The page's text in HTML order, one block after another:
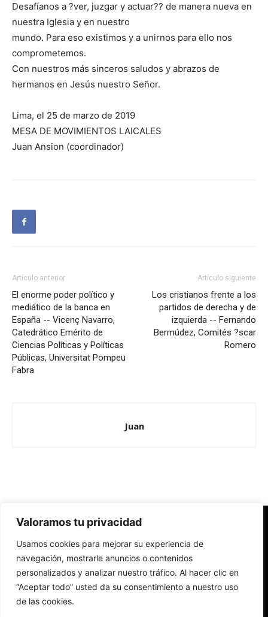
Valoramos tu privacidad
Usamos cookies para mejorar su experiencia de
navegación, mostrarle anuncios o contenidos
personalizados y analizar nuestro tráfico. Al hacer clic en
“Aceptar todo” usted da su consentimiento a nuestro uso
de las cookies.
Desafíanos a ?ver, juzgar y actuar?? de manera nueva en
nuestra Iglesia y en nuestro
mundo. Para eso existimos y a unirnos para ello nos
comprometemos.
Con nuestros más sinceros saludos y abrazos de
hermanos en Jesús nuestro Señor.
Lima, el 25 de marzo de 2019
MESA DE MOVIMIENTOS LAICALES
Juan Ansion (coordinador)
Artículo anterior
El enorme poder político y
mediático de la banca en
España -- Vicenç Navarro,
Catedrático Emérito de
Ciencias Políticas y Políticas
Públicas, Universitat Pompeu
Fabra
Artículo siguiente
Los cristianos frente a los
partidos de derecha y de
izquierda -- Fernando
Bermúdez, Comités ?scar
Romero
Juan
Redes Cristianas
Una mirada alternativa sobre la Iglesia católica y la sociedad
- Colectivos de Redes Cristianas